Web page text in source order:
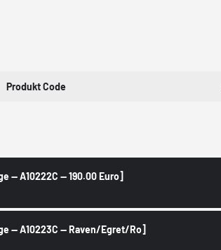
Produkt Code
-- A10222C -- 190.00 Euro]
-- A10223C -- Raven/Egret/Ro]